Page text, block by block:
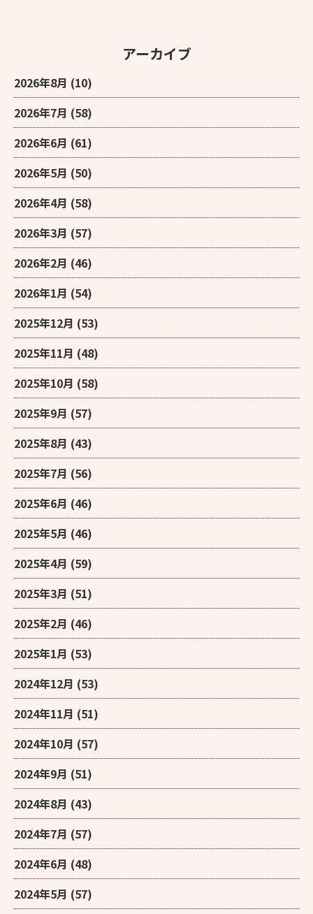
アーカイブ
2026年8月 (10)
2026年7月 (58)
2026年6月 (61)
2026年5月 (50)
2026年4月 (58)
2026年3月 (57)
2026年2月 (46)
2026年1月 (54)
2025年12月 (53)
2025年11月 (48)
2025年10月 (58)
2025年9月 (57)
2025年8月 (43)
2025年7月 (56)
2025年6月 (46)
2025年5月 (46)
2025年4月 (59)
2025年3月 (51)
2025年2月 (46)
2025年1月 (53)
2024年12月 (53)
2024年11月 (51)
2024年10月 (57)
2024年9月 (51)
2024年8月 (43)
2024年7月 (57)
2024年6月 (48)
2024年5月 (57)